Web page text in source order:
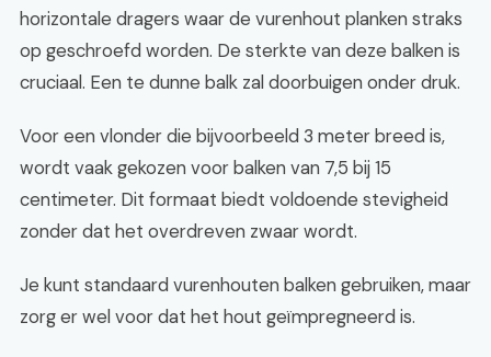
horizontale dragers waar de vurenhout planken straks
op geschroefd worden. De sterkte van deze balken is
cruciaal. Een te dunne balk zal doorbuigen onder druk.
Voor een vlonder die bijvoorbeeld 3 meter breed is,
wordt vaak gekozen voor balken van 7,5 bij 15
centimeter. Dit formaat biedt voldoende stevigheid
zonder dat het overdreven zwaar wordt.
Je kunt standaard vurenhouten balken gebruiken, maar
zorg er wel voor dat het hout geïmpregneerd is.